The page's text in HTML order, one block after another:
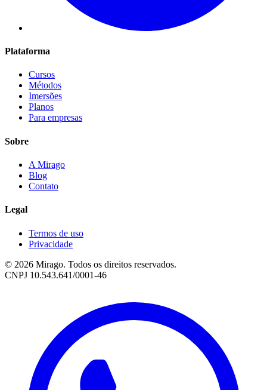
Plataforma
Cursos
Métodos
Imersões
Planos
Para empresas
Sobre
A Mirago
Blog
Contato
Legal
Termos de uso
Privacidade
© 2026 Mirago. Todos os direitos reservados.
CNPJ 10.543.641/0001-46